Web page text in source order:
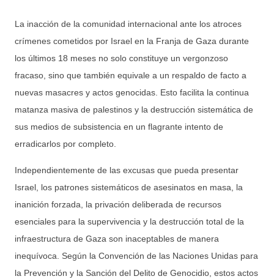
La inacción de la comunidad internacional ante los atroces
crímenes cometidos por Israel en la Franja de Gaza durante
los últimos 18 meses no solo constituye un vergonzoso
fracaso, sino que también equivale a un respaldo de facto a
nuevas masacres y actos genocidas. Esto facilita la continua
matanza masiva de palestinos y la destrucción sistemática de
sus medios de subsistencia en un flagrante intento de
erradicarlos por completo.
Independientemente de las excusas que pueda presentar
Israel, los patrones sistemáticos de asesinatos en masa, la
inanición forzada, la privación deliberada de recursos
esenciales para la supervivencia y la destrucción total de la
infraestructura de Gaza son inaceptables de manera
inequívoca. Según la Convención de las Naciones Unidas para
la Prevención y la Sanción del Delito de Genocidio, estos actos